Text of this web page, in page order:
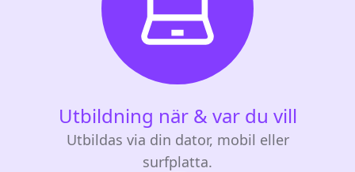
Utbildning när & var du vill
Utbildas via din dator, mobil eller
surfplatta.